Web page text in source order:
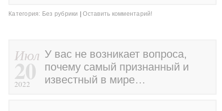
Категория: Без рубрики Оставить комментарий!
Июл
20
2022
У вас не возникает вопроса,
почему самый признанный и
известный в мире…